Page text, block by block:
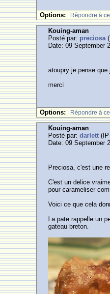
Options: Rèpondre à
Kouing-aman
Posté par: preciosa
Date: 09 September
atoupry je pense
merci
Options: Rèpondre à
Kouing-aman
Posté par:darlett (IP
Date: 09 September
Preciosa, c'est une
C'est un delice
pour carameliser
Voici ce que cela
La pate rappelle un
gateau breton.